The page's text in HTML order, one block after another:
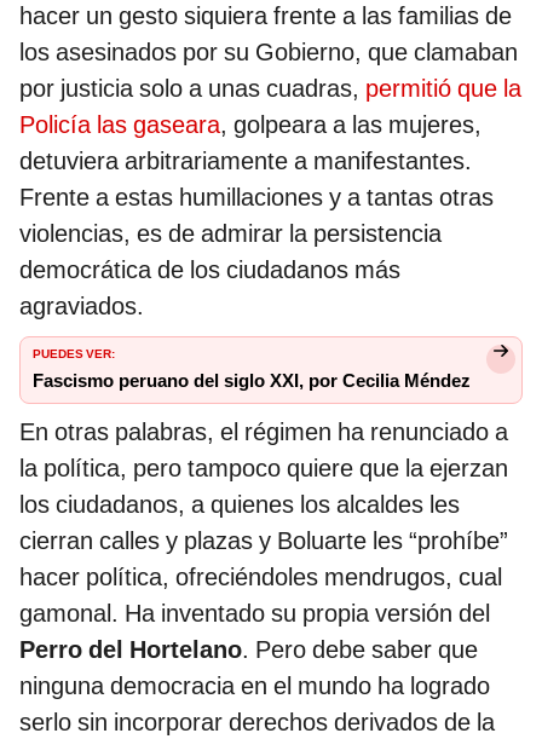
hacer un gesto siquiera frente a las familias de
los asesinados por su Gobierno, que clamaban
por justicia solo a unas cuadras, permitió que la
Policía las gaseara, golpeara a las mujeres,
detuviera arbitrariamente a manifestantes.
Frente a estas humillaciones y a tantas otras
violencias, es de admirar la persistencia
democrática de los ciudadanos más
agraviados.
PUEDES VER:
Fascismo peruano del siglo XXI, por Cecilia Méndez
En otras palabras, el régimen ha renunciado a
la política, pero tampoco quiere que la ejerzan
los ciudadanos, a quienes los alcaldes les
cierran calles y plazas y Boluarte les “prohíbe”
hacer política, ofreciéndoles mendrugos, cual
gamonal. Ha inventado su propia versión del
Perro del Hortelano. Pero debe saber que
ninguna democracia en el mundo ha logrado
serlo sin incorporar derechos derivados de la